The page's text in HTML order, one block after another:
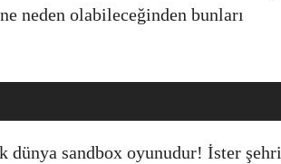
neden olabileceğinden bunları
dünya sandbox oyunudur! İster şehri